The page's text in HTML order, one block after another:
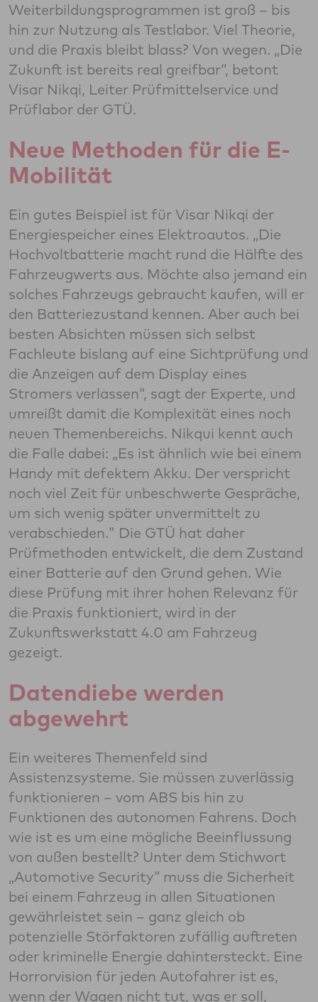
Weiterbildungsprogrammen ist groß – bis
hin zur Nutzung als Testlabor. Viel Theorie,
und die Praxis bleibt blass? Von wegen. „Die
Zukunft ist bereits real greifbar“, betont
Visar Nikqi, Leiter Prüfmittelservice und
Prüflabor der GTÜ.
Neue Methoden für die E-
Mobilität
Ein gutes Beispiel ist für Visar Nikqi der
Energiespeicher eines Elektroautos. „Die
Hochvoltbatterie macht rund die Hälfte des
Fahrzeugwerts aus. Möchte also jemand ein
solches Fahrzeugs gebraucht kaufen, will er
den Batteriezustand kennen. Aber auch bei
besten Absichten müssen sich selbst
Fachleute bislang auf eine Sichtprüfung und
die Anzeigen auf dem Display eines
Stromers verlassen“, sagt der Experte, und
umreißt damit die Komplexität eines noch
neuen Themenbereichs. Nikqui kennt auch
die Falle dabei: „Es ist ähnlich wie bei einem
Handy mit defektem Akku. Der verspricht
noch viel Zeit für unbeschwerte Gespräche,
um sich wenig später unvermittelt zu
verabschieden." Die GTÜ hat daher
Prüfmethoden entwickelt, die dem Zustand
einer Batterie auf den Grund gehen. Wie
diese Prüfung mit ihrer hohen Relevanz für
die Praxis funktioniert, wird in der
Zukunftswerkstatt 4.0 am Fahrzeug
gezeigt.
Datendiebe werden
abgewehrt
Ein weiteres Themenfeld sind
Assistenzsysteme. Sie müssen zuverlässig
funktionieren – vom ABS bis hin zu
Funktionen des autonomen Fahrens. Doch
wie ist es um eine mögliche Beeinflussung
von außen bestellt? Unter dem Stichwort
„Automotive Security“ muss die Sicherheit
bei einem Fahrzeug in allen Situationen
gewährleistet sein – ganz gleich ob
potenzielle Störfaktoren zufällig auftreten
oder kriminelle Energie dahintersteckt. Eine
Horrorvision für jeden Autofahrer ist es,
wenn der Wagen nicht tut, was er soll,